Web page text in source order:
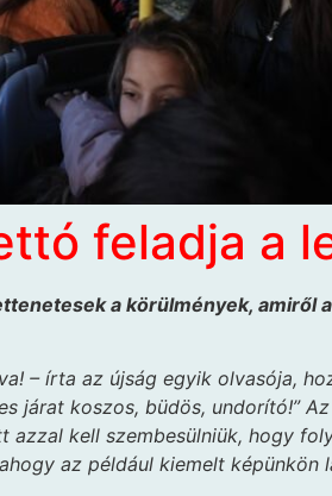
feladja a
a körülmények, amiről a
– írta az újság egyik olvasója,
járat koszos, büdös, undorító!”
kell szembesülniük, hogy
az például kiemelt képünkön